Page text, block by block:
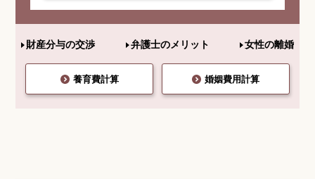
財産分与の交渉 弁護士のメリット 女性の離婚
養育費計算 婚姻費用計算